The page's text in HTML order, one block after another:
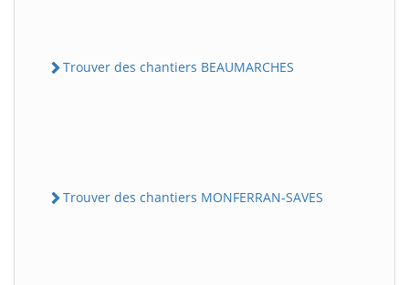
Trouver des chantiers BEAUMARCHES
Trouver des chantiers MONFERRAN-SAVES